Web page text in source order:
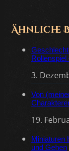
Ähnliche
3.
Von
19.
Miniaturen
und Gehen